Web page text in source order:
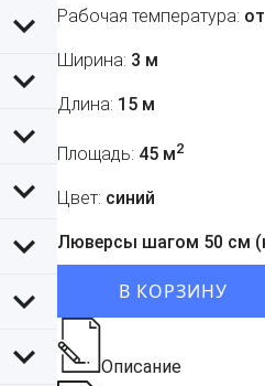
Рабочая температура:
Ширина: 3 м
Длина: 15 м
Площадь: 45 м2
Цвет: синий
Люверсы шагом 50 см
В КОРЗИНУ
Описание